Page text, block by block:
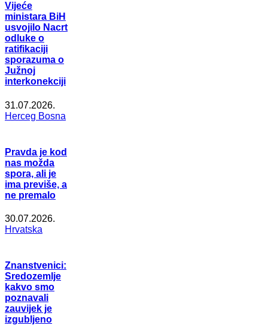
Vijeće
ministara BiH
usvojilo Nacrt
odluke o
ratifikaciji
sporazuma o
Južnoj
interkonekciji
31.07.2026.
Herceg Bosna
Pravda je kod
nas možda
spora, ali je
ima previše, a
ne premalo
30.07.2026.
Hrvatska
Znanstvenici:
Sredozemlje
kakvo smo
poznavali
zauvijek je
izgubljeno